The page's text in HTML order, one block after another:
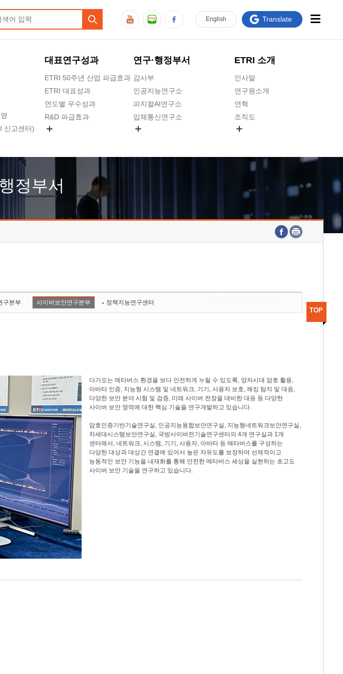
신고센터)
대표연구성과
ETRI 50주년 산업 파급효과
ETRI 대표성과
연도별 우수성과
R&D 파급효과
연구·행정부서
감사부
인공지능연구소
피지컬AI연구소
입체통신연구소
호남권연구본부
기획본부
ETRI 소개
인사말
연구원소개
연혁
조직도
연구원 고객헌장
주요업무연락처
English Translate
정부서
구본부 사이버보안연구본부 정책지능연구센터
다가오는 메타버스 환경을 보다 안전하게 누릴 수 있도록, 양자시대 암호 활용,
아바타 인증, 지능형 시스템 및 네트워크, 기기, 사용자 보호, 해킹 탐지 및 대응,
다양한 보안 분야 시험 및 검증, 미래 사이버 전장을 대비한 대응 등 다양한
사이버 보안 영역에 대한 핵심 기술을 연구개발하고 있습니다.
암호인증기반기술연구실, 인공지능융합보안연구실, 지능형네트워크보안연구실,
차세대시스템보안연구실, 국방사이버전기술연구센터의 4개 연구실과 1개
센터에서, 네트워크, 시스템, 기기, 사용자, 아바타 등 메타버스를 구성하는
다양한 대상과 대상간 연결에 있어서 높은 자유도를 보장하며 선제적이고
능동적인 보안 기능을 내재화를 통해 안전한 메타버스 세상을 실현하는 초고도
사이버 보안 기술을 연구하고 있습니다.
TOP